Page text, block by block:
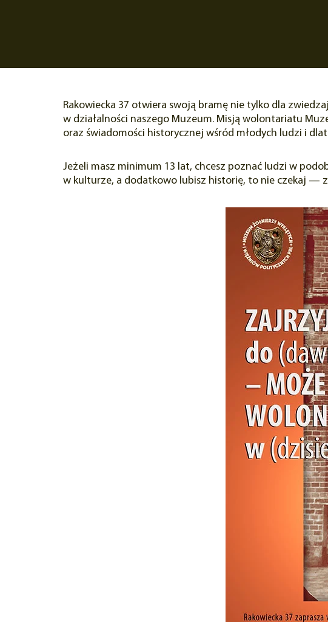
Rakowiecka 37 otwiera swoją bramę nie tylko dla
w działalności naszego Muzeum. Misją wolontariatu
oraz świadomości historycznej wśród młodych ludzi i
Jeżeli masz minimum 13 lat, chcesz poznać ludzi w
w kulturze, a dodatkowo lubisz historię, to nie czekaj —